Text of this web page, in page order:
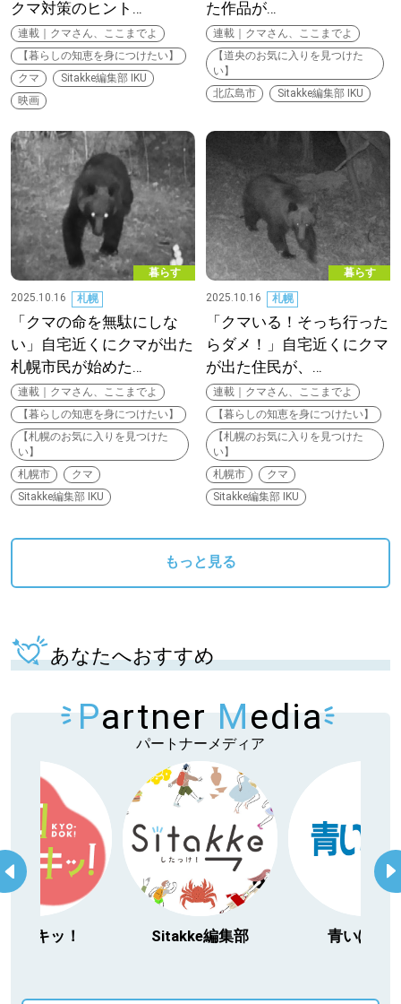
クマ対策のヒント…
連載｜クマさん、ここまでよ
【暮らしの知恵を身につけたい】
クマ
Sitakke編集部 IKU
映画
た作品が…
連載｜クマさん、ここまでよ
【道央のお気に入りを見つけた
い】
北広島市
Sitakke編集部 IKU
暮らす
2025.10.16
札幌
「クマの命を無駄にしな
い」自宅近くにクマが出た
札幌市民が始めた…
連載｜クマさん、ここまでよ
【暮らしの知恵を身につけたい】
【札幌のお気に入りを見つけた
い】
札幌市
クマ
Sitakke編集部 IKU
暮らす
2025.10.16
札幌
「クマいる！そっち行った
らダメ！」自宅近くにクマ
が出た住民が、…
連載｜クマさん、ここまでよ
【暮らしの知恵を身につけたい】
【札幌のお気に入りを見つけた
い】
札幌市
クマ
Sitakke編集部 IKU
もっと見る
あなたへおすすめ
Partner Media
パートナーメディア
キッ！ Sitakke編集部 青いぽすと